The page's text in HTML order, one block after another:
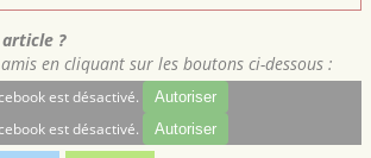
?
en cliquant sur les boutons ci-dessous :
est désactivé. Autoriser
est désactivé. Autoriser